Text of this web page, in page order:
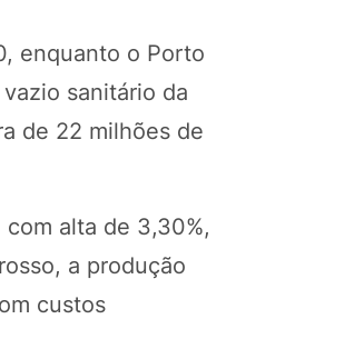
enquanto o Porto
sanitário da
de 22 milhões de
alta de 3,30%,
a produção
custos